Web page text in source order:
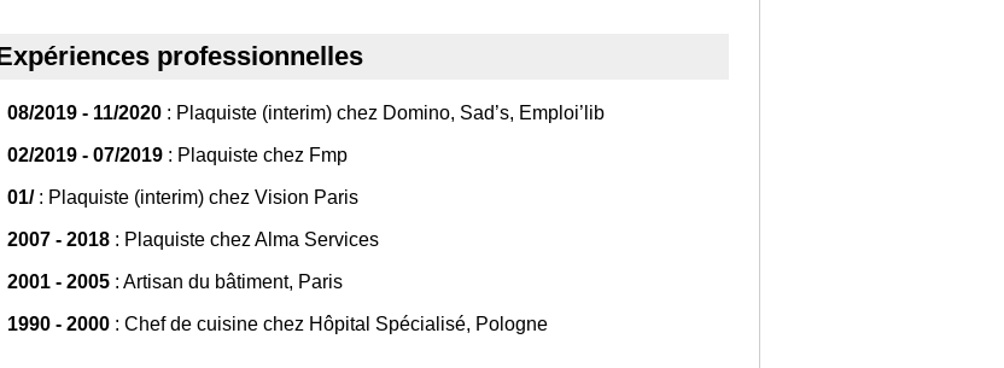
professionnelles
08/2019 - 11/2020 : Plaquiste (interim) chez Domino, Sad’s, Emploi’lib
02/2019 - 07/2019 : Plaquiste chez Fmp
01/: Plaquiste (interim) chez Vision Paris
2007 - 2018 : Plaquiste chez Alma Services
2001 - 2005 : Artisan du bâtiment, Paris
1990 - 2000 : Chef de cuisine chez Hôpital Spécialisé, Pologne